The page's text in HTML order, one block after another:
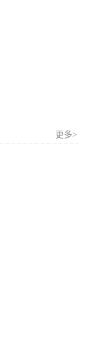
更多>